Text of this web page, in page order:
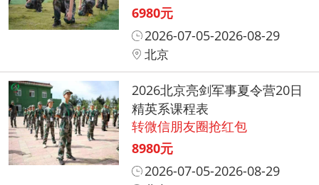
6980元
2026-07-05-2026-08-29
北京
2026北京亮剑军事夏令营20日
精英系课程表
转微信朋友圈抢红包
8980元
2026-07-05-2026-08-29